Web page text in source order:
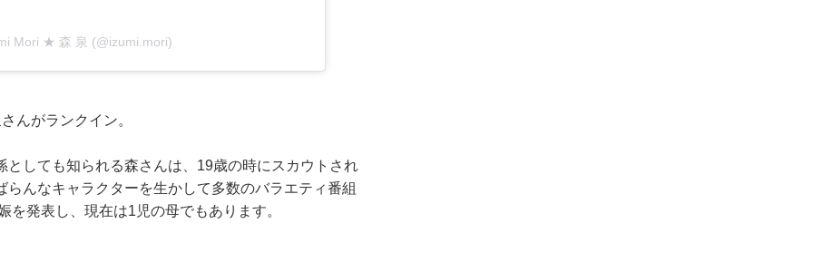
Mori ★ 森 泉 (@izumi.mori)
んがランクイン。
しても知られる森さんは、19歳の時にスカウトされ
らんなキャラクターを生かして多数のバラエティ番組
発表し、現在は1児の母でもあります。